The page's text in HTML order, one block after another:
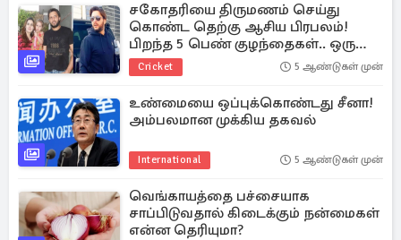
சகோதரியை திருமணம் செய்து
கொண்ட தெற்கு ஆசிய பிரபலம்!
பிறந்த 5 பெண் குழந்தைகள்.. ஒரு
ஆச்சரிய ப்ளாஸ்பேக்
Cricket 5 ஆண்டுகள் முன்
உண்மையை ஒப்புக்கொண்டது சீனா!
அம்பலமான முக்கிய தகவல்
International 5 ஆண்டுகள் முன்
வெங்காயத்தை பச்சையாக
சாப்பிடுவதால் கிடைக்கும் நன்மைகள்
என்ன தெரியுமா?